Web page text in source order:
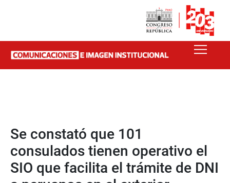
Se constató que 101
consulados tienen operativo el
SIO que facilita el trámite de DNI